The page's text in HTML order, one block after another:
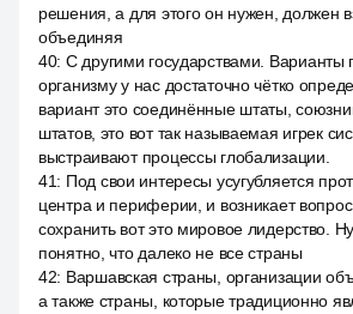
решения, а для этого он нужен, должен
объединяя
40: С другими государствами. Варианты
организму у нас достаточно чётко
вариант это соединённые штаты,
штатов, это вот так называемая игрек
выстраивают процессы глобализации.
41: Под свои интересы усугубляется
центра и периферии, и возникает
сохранить вот это мировое лидерство.
понятно, что далеко не все страны
42: Варшавская страны, организации
а также страны, которые традиционно